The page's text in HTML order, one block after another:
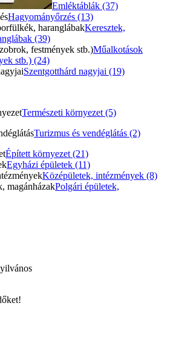
Emléktáblák (37)
Hagyományőrzés (13)
Keresztek,
(39)
Műalkotások
stb.) (24)
Szentgotthárd nagyjai (19)
Természeti környezet (5)
Turizmus és vendéglátás (2)
Épített környezet (21)
Egyházi épületek (11)
Középületek, intézmények (8)
Polgári épületek,